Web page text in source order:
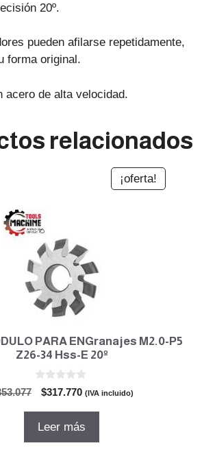
20º.
pueden afilarse repetidamente,
forma original.
acero de alta velocidad.
relacionados
¡oferta!
PARA ENGranajes M2.0-P5
Z26-34 Hss-E 20º
El
original
$317.770El(IVA incluido)
Leer más